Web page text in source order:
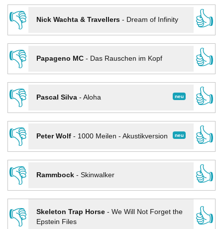
👎
Nick Wachta & Travellers- Dream of Infinity
👍
👎
Papageno MC- Das Rauschen im Kopf
👍
👎
neu
Pascal Silva- Aloha
👍
👎
neu
Peter Wolf- 1000 Meilen - Akustikversion
👍
👎
Rammbock- Skinwalker
👍
👎
Skeleton Trap Horse- We Will Not Forget the
Epstein Files
👍